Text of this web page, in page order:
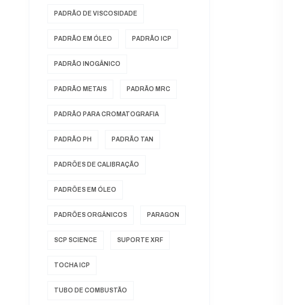
PADRÃO DE VISCOSIDADE
PADRÃO EM ÓLEO PADRÃO ICP
PADRÃO INOGÂNICO
PADRÃO METAIS PADRÃO MRC
PADRÃO PARA CROMATOGRAFIA
PADRÃO PH PADRÃO TAN
PADRÕES DE CALIBRAÇÃO
PADRÕES EM ÓLEO
PADRÕES ORGÂNICOS PARAGON
SCP SCIENCE SUPORTE XRF
TOCHA ICP
TUBO DE COMBUSTÃO